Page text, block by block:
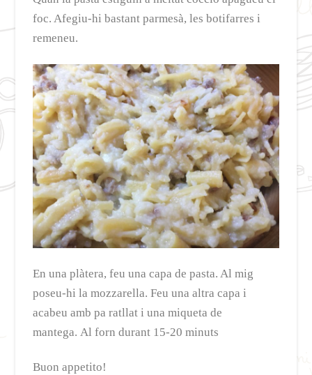
foc. Afegiu-hi bastant parmesà, les botifarres i
remeneu.
En una plàtera, feu una capa de pasta. Al mig
poseu-hi la mozzarella. Feu una altra capa i
acabeu amb pa ratllat i una miqueta de
mantega. Al forn durant 15-20 minuts
Buon appetito!